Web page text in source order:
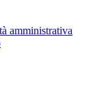
amministrativa